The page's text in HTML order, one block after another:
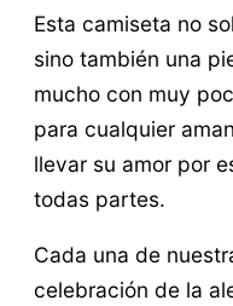
d
Esta camiseta no
sino también una
mucho con muy
para cualquier
llevar su amor por
todas partes.
Cada una de
celebración de la